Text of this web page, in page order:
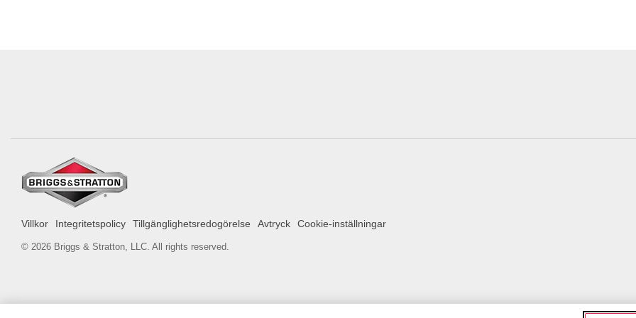
Villkor Integritetspolicy Tillgänglighetsredogörelse Avtryck Cookie-inställningar
© 2026 Briggs & Stratton, LLC. All rights reserved.